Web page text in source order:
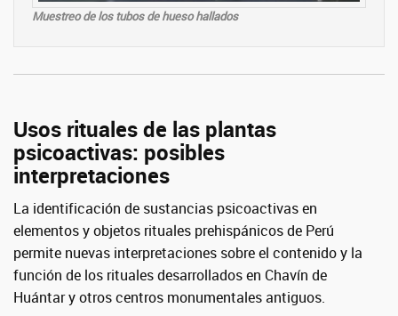
Muestreo de los tubos de hueso hallados
Usos rituales de las plantas
psicoactivas: posibles
interpretaciones
La identificación de sustancias psicoactivas en
elementos y objetos rituales prehispánicos de Perú
permite nuevas interpretaciones sobre el contenido y la
función de los rituales desarrollados en Chavín de
Huántar y otros centros monumentales antiguos.